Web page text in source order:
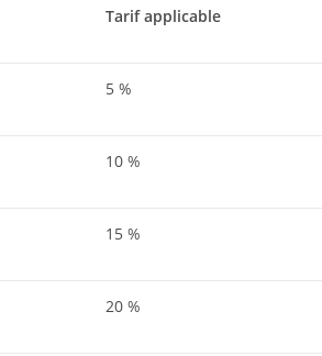
Tarif applicable
5 %
10 %
15 %
20 %